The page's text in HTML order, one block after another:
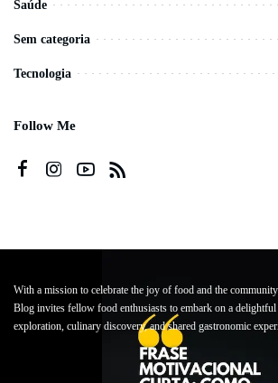
Saúde
Sem categoria
Tecnologia
Follow Me
With a mission to celebrate the joy of food and the
Blog invites fellow food enthusiasts to embark on a
exploration, culinary discovery, and shared gastronomic